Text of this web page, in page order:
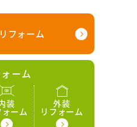
フォーム
ーム
装
ォーム
外装
リフォーム